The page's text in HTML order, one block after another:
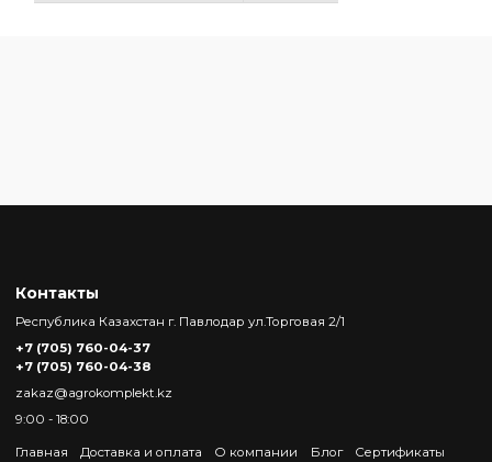
Главная Доставка и оплата О компании Блог Сертификаты
Контакты
Республика Казахстан г. Павлодар ул.Торговая 2/1
+7 (705) 760-04-37
+7 (705) 760-04-38
zakaz@agrokomplekt.kz
9:00 - 18:00